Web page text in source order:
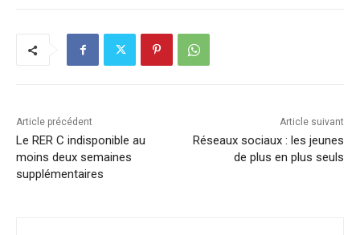
Article précédent
Le RER C indisponible au
moins deux semaines
supplémentaires
Article suivant
Réseaux sociaux : les jeunes
de plus en plus seuls